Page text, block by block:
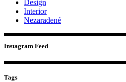
Design
Interior
Nezaradené
Instagram Feed
Tags